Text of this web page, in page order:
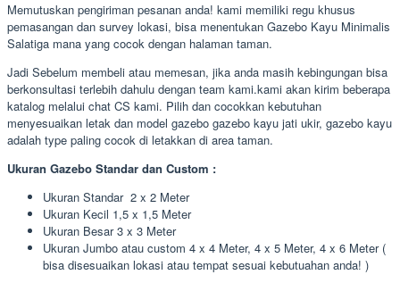
Memutuskan pengiriman pesanan anda! kami memiliki regu khusus
pemasangan dan survey lokasi, bisa menentukan Gazebo Kayu Minimalis
Salatiga mana yang cocok dengan halaman taman.
Jadi Sebelum membeli atau memesan, jika anda masih kebingungan bisa
berkonsultasi terlebih dahulu dengan team kami.kami akan kirim beberapa
katalog melalui chat CS kami. Pilih dan cocokkan kebutuhan
menyesuaikan letak dan model gazebo gazebo kayu jati ukir, gazebo kayu
adalah type paling cocok di letakkan di area taman.
Ukuran Gazebo Standar dan Custom :
Ukuran Standar 2 x 2 Meter
Ukuran Kecil 1,5 x 1,5 Meter
Ukuran Besar 3 x 3 Meter
Ukuran Jumbo atau custom 4 x 4 Meter, 4 x 5 Meter, 4 x 6 Meter (
bisa disesuaikan lokasi atau tempat sesuai kebutuahan anda! )